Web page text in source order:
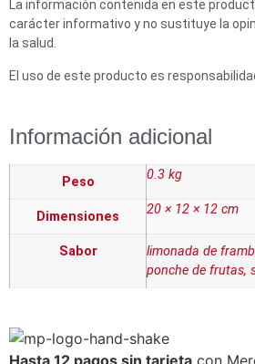
La información contenida en este
carácter informativo y no sustituye la
la salud.
El uso de este producto es
Información adicional
Peso 0.3 kg
Dimensiones 20 × 12 × 12 cm
Sabor
limonada de
ponche de frutas,